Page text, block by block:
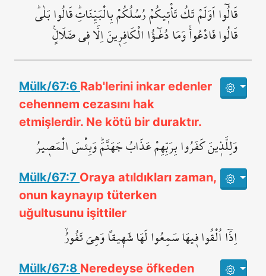
قَالُٓوا اَوَلَمْ تَكُ تَأْت۪يكُمْ رُسُلُكُمْ بِالْبَيِّنَاتِۜ قَالُوا بَلٰىۜ
قَالُوا فَادْعُواۚ وَمَا دُعٰٓـؤُا الْكَافِر۪ينَ اِلَّا ف۪ي ضَلَالٍ۟
Mülk/67:6 Rab'lerini inkar edenler
cehennem cezasını hak
etmişlerdir. Ne kötü bir duraktır.
وَلِلَّذ۪ينَ كَفَرُوا بِرَبِّهِمْ عَذَابُ جَهَنَّمَۜ وَبِئْسَ الْمَص۪يرُ
Mülk/67:7 Oraya atıldıkları zaman,
onun kaynayıp tüterken
uğultusunu işittiler
اِذَٓا اُلْقُوا ف۪يهَا سَمِعُوا لَهَا شَه۪يقاً وَهِيَ تَفُورُۙ
Mülk/67:8 Neredeyse öfkeden